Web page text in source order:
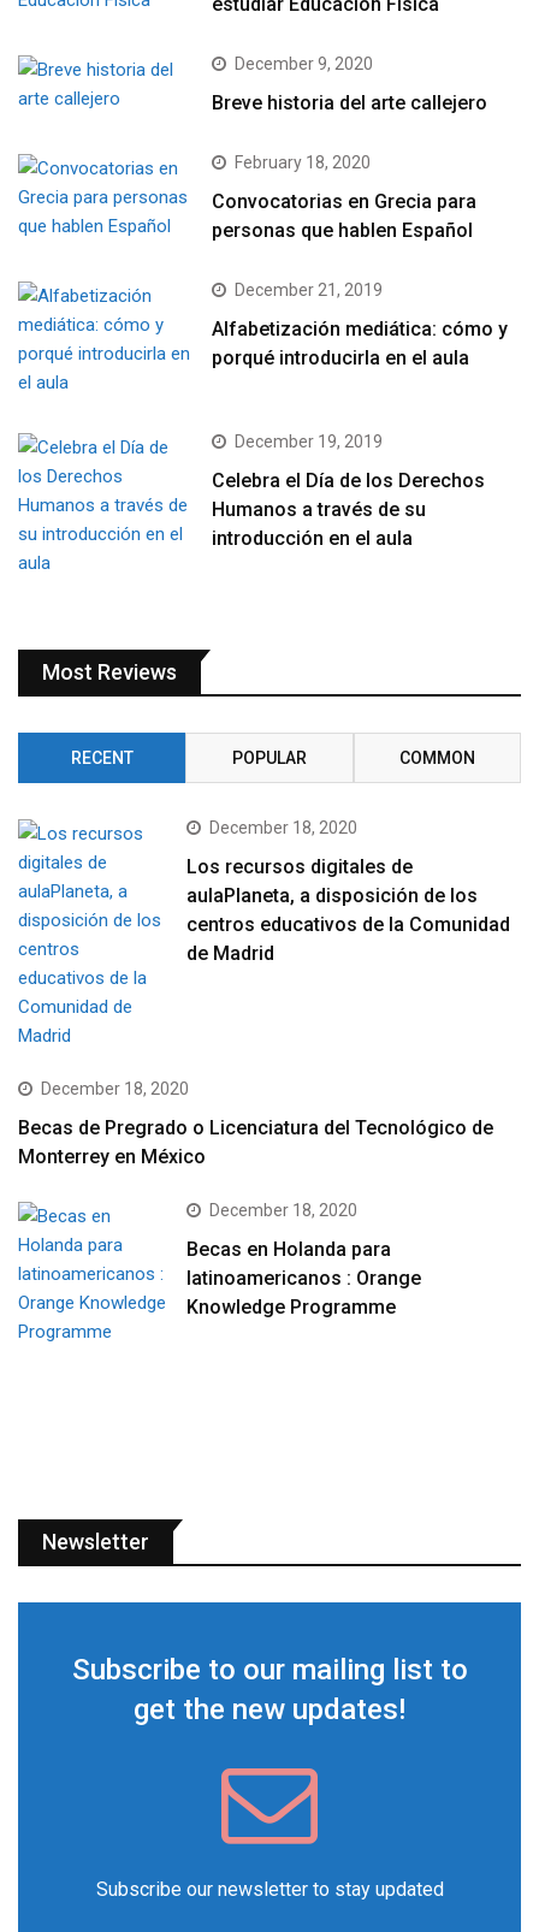
December 9, 2020
Breve historia del arte callejero
February 18, 2020
Convocatorias en Grecia para
personas que hablen Español
December 21, 2019
Alfabetización mediática: cómo y
porqué introducirla en el aula
December 19, 2019
Celebra el Día de los Derechos
Humanos a través de su
introducción en el aula
Most Reviews
RECENT POPULAR COMMON
December 18, 2020
Los recursos digitales de
aulaPlaneta, a disposición de los
centros educativos de la Comunidad
de Madrid
December 18, 2020
Becas de Pregrado o Licenciatura del Tecnológico de
Monterrey en México
December 18, 2020
Becas en Holanda para
latinoamericanos : Orange
Knowledge Programme
Newsletter
Subscribe to our mailing list to
get the new updates!
Subscribe our newsletter to stay updated